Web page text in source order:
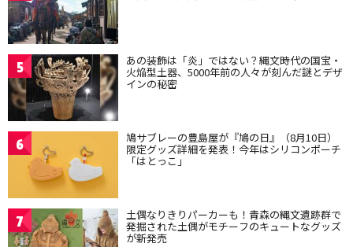
5 あの装飾は「炎」ではない？縄文時代の国宝・
火焔型土器、5000年前の人々が刻んだ謎とデザ
インの秘密
6 鳩サブレーの豊島屋が『鳩の日』（8月10日）
限定グッズ詳細を発表！今年はシリコンポーチ
「はとっこ」
7 土偶なりきりパーカーも！青森の縄文遺跡群で
発掘された土偶がモチーフのキュートなグッズ
が新発売